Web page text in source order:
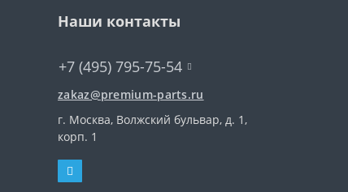
Наши контакты
+7 (495) 795-75-54
zakaz@premium-parts.ru
г. Москва, Волжский бульвар, д. 1,
корп. 1